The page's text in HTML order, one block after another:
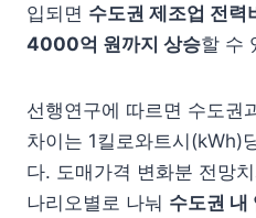
입되면 수도권 제조업 전력
4000억 원까지 상승할 수
선행연구에 따르면 수도권
차이는 1킬로와트시(kWh)
다. 도매가격 변화분 전망
나리오별로 나눠 수도권 내